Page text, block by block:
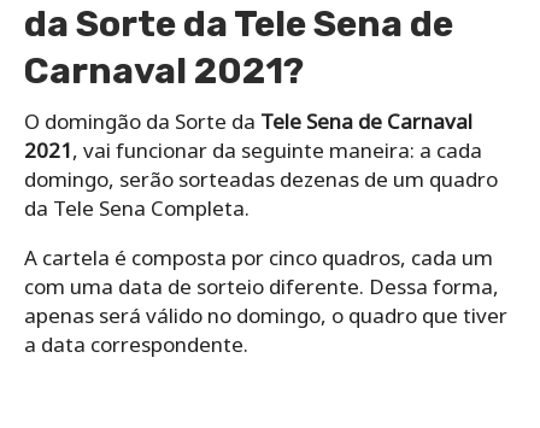
da Sorte da Tele Sena de
Carnaval 2021?
O domingão da Sorte da Tele Sena de Carnaval
2021, vai funcionar da seguinte maneira: a cada
domingo, serão sorteadas dezenas de um quadro
da Tele Sena Completa.
A cartela é composta por cinco quadros, cada um
com uma data de sorteio diferente. Dessa forma,
apenas será válido no domingo, o quadro que tiver
a data correspondente.